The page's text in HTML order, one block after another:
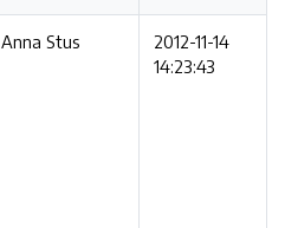
Anna Stus
2012-11-14
14:23:43